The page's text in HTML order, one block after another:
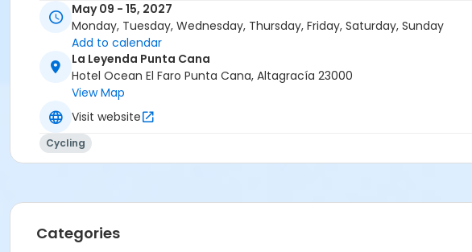
- 5 stage MTB stage race / 5 días de carrera por etapas MTB
- 200km / 3,000m+
- Punta Cana, Dominican Republic / República Dominicana
- Monday 10th to Friday 14th May 2027 / lunes 10 al viernes 14 de mayo 2027 /
- 5* all inclusive accommodation from Sunday 9th to Satuday 15th /
- Packages for male and female cyclists, and supporters (family, friends,
May 09 - 15, 2027
Monday, Tuesday, Wednesday, Thursday, Friday, Saturday, Sunday
Add to calendar
La Leyenda Punta Cana
Hotel Ocean El Faro Punta Cana, Altagracía 23000
View Map
Visit website
Cycling
Categories